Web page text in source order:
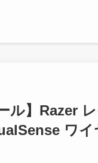
ル】Razer
ワ